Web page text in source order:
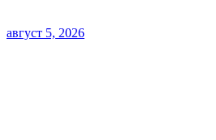
август 5, 2026